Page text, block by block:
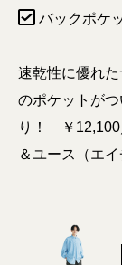
バックポケ
速乾性に優れ
のポケットが
り！ ￥12,100
＆ユース（エ